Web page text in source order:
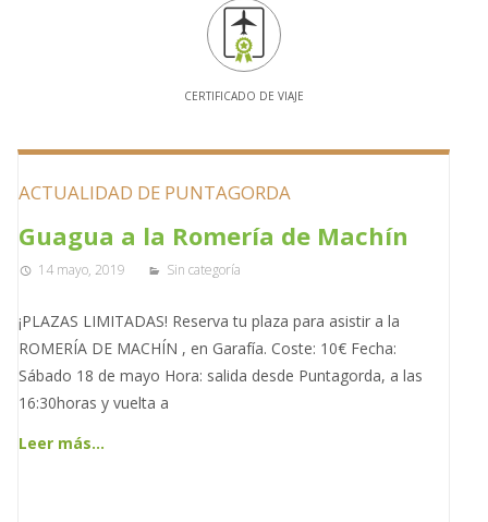
CERTIFICADO DE VIAJE
ACTUALIDAD DE PUNTAGORDA
Guagua a la Romería de Machín
14 mayo, 2019 Sin categoría
¡PLAZAS LIMITADAS! Reserva tu plaza para asistir a la
ROMERÍA DE MACHÍN , en Garafía. Coste: 10€ Fecha:
Sábado 18 de mayo Hora: salida desde Puntagorda, a las
16:30horas y vuelta a
Leer más…